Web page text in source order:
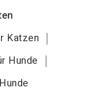
Katzen
Hunde